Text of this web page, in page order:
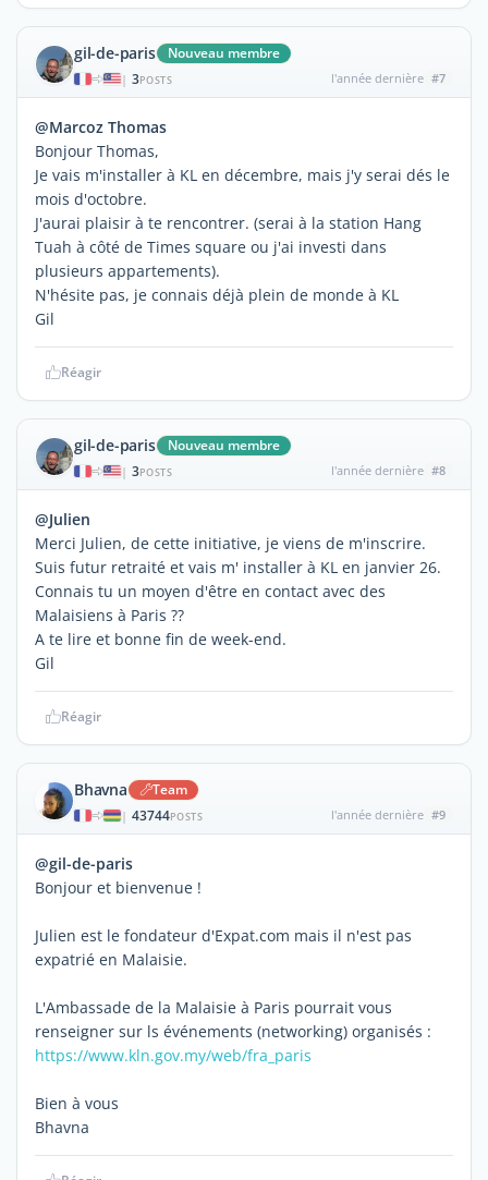
gil-de-paris Nouveau membre
| 3POSTS l'année dernière #7
@Marcoz Thomas
Bonjour Thomas,
Je vais m'installer à KL en décembre, mais j'y serai dés le
mois d'octobre.
J'aurai plaisir à te rencontrer. (serai à la station Hang
Tuah à côté de Times square ou j'ai investi dans
plusieurs appartements).
N'hésite pas, je connais déjà plein de monde à KL
Gil
Réagir
gil-de-paris Nouveau membre
| 3POSTS l'année dernière #8
@Julien
Merci Julien, de cette initiative, je viens de m'inscrire.
Suis futur retraité et vais m' installer à KL en janvier 26.
Connais tu un moyen d'être en contact avec des
Malaisiens à Paris ??
A te lire et bonne fin de week-end.
Gil
Réagir
Bhavna Team
| 43744POSTS l'année dernière #9
@gil-de-paris
Bonjour et bienvenue !
Julien est le fondateur d'Expat.com mais il n'est pas
expatrié en Malaisie.
L'Ambassade de la Malaisie à Paris pourrait vous
renseigner sur ls événements (networking) organisés :
https://www.kln.gov.my/web/fra_paris
Bien à vous
Bhavna